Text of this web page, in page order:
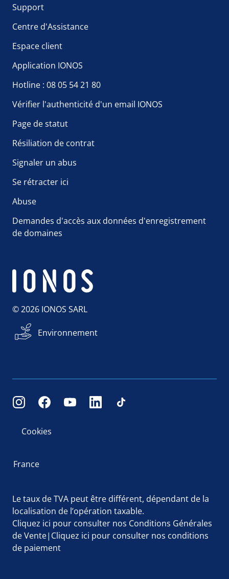
Support
Centre d'Assistance
Espace client
Application IONOS
Hotline : 08 05 54 21 80
Vérifier l'authenticité d'un email IONOS
Page de statut
Résiliation de contrat
Signaler un abus
Se rétracter ici
Abuse
Demandes d'accès aux données d'enregistrement
de domaines
© 2026 IONOS SARL
Environnement
Cookies
France
Le taux de TVA peut être différent, dépendant de la
localisation de l’opération taxable.
Cliquez ici pour consulter nos Conditions Générales
de Vente| Cliquez ici pour consulter nos conditions
de paiement